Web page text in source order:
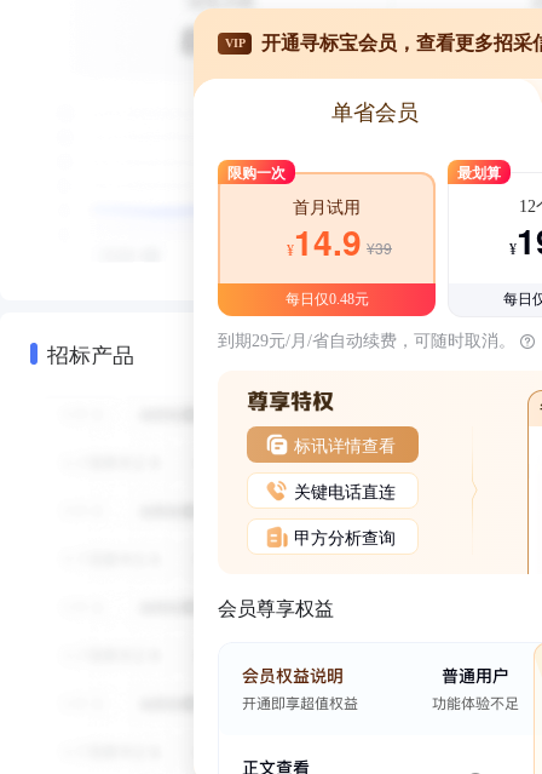
招标产品
VIP 开通寻标宝会员，查看更多招采
单省会员
限购一次
首月试用
¥14.9 ¥39
每日仅0.48元
最划算
12
¥
每日
到期29元/月/省自动续费，可随时取消。
标讯详情查看
关键电话直连
甲方分析查询
会员尊享权益